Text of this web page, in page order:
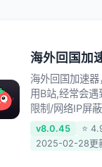
海外回国加
海外回国加速
用B站,经常会
限制/网络IP屏
题,使用我们的
国VPN,可加速
v8.0.45
⭐
2025-02-28更